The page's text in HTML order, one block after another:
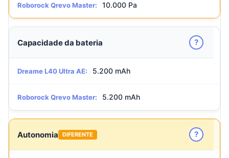
Roborock Qrevo Master: 10.000 Pa
Capacidade da bateria ?
Dreame L40 Ultra AE: 5.200 mAh
Roborock Qrevo Master: 5.200 mAh
Autonomia DIFERENTE ?